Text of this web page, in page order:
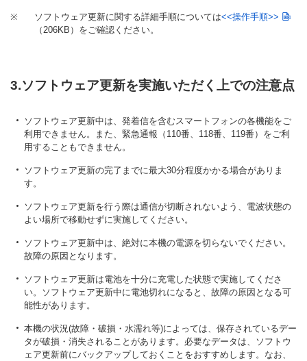
※ ソフトウェア更新に関する詳細手順については<<操作手順>>
（206KB） をご確認ください。
3.ソフトウェア更新を実施いただく上での注意点
ソフトウェア更新中は、発着信を含むスマートフォンの各機能をご
利用できません。また、緊急通報（110番、118番、119番）をご利
用することもできません。
ソフトウェア更新の完了までに最大30分程度かかる場合がありま
す。
ソフトウェア更新を行う際は通信が切断されないよう、電波状態の
よい場所で移動せずに実施してください。
ソフトウェア更新中は、絶対に本機の電源を切らないでください。
故障の原因となります。
ソフトウェア更新は電池を十分に充電した状態で実施してくださ
い。ソフトウェア更新中に電池切れになると、故障の原因となる可
能性があります。
本機の状況(故障・破損・水濡れ等)によっては、保存されているデー
タが破損・消失されることがあります。必要なデータは、ソフトウ
ェア更新前にバックアップしておくことをおすすめします。なお、